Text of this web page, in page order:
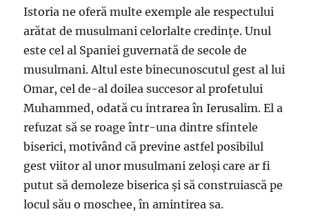
Istoria ne oferă multe exemple ale respectului
arătat de musulmani celorlalte credințe. Unul
este cel al Spaniei guvernată de secole de
musulmani. Altul este binecunoscutul gest al lui
Omar, cel de-al doilea succesor al profetului
Muhammed, odată cu intrarea în Ierusalim. El a
refuzat să se roage într-una dintre sfintele
biserici, motivând că previne astfel posibilul
gest viitor al unor musulmani zeloși care ar fi
putut să demoleze biserica și să construiască pe
locul său o moschee, în amintirea sa.